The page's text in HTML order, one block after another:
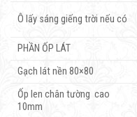
Ô lấy sáng giếng trời nếu có
PHẦN ỐP LÁT
Gạch lát nền 80×80
Ốp len chân tường cao
10mm